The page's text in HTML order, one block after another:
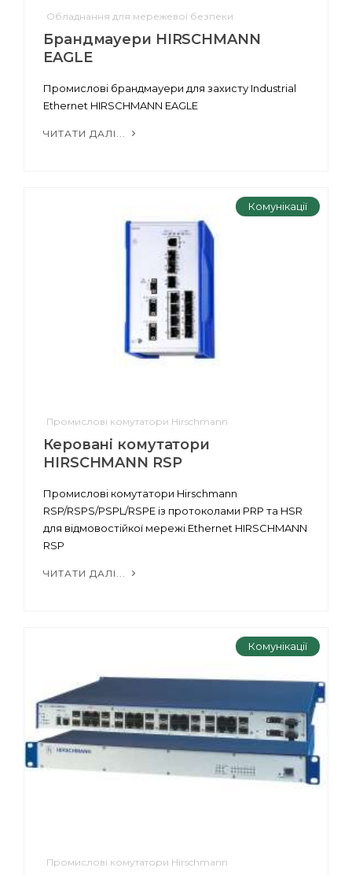
Обладнання для мережевої безпеки
Брандмауери HIRSCHMANN
EAGLE
Промислові брандмауери для захисту Industrial
Ethernet HIRSCHMANN EAGLE
ЧИТАТИ ДАЛІ...
Комунікації
Промислові комутатори Hirschmann
Керовані комутатори
HIRSCHMANN RSP
Промислові комутатори Hirschmann
RSP/RSPS/PSPL/RSPE із протоколами PRP та HSR
для відмовостійкої мережі Ethernet HIRSCHMANN
RSP
ЧИТАТИ ДАЛІ...
Комунікації
Промислові комутатори Hirschmann